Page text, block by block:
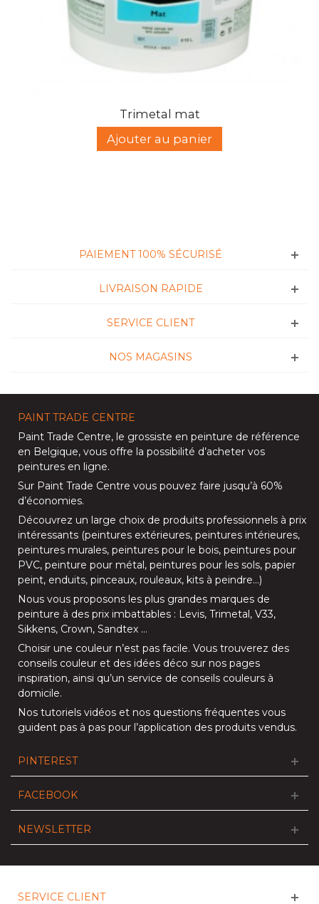
Trimetal mat
Ajouter au panier
PAIEMENT 100% SÉCURISÉ
LIVRAISON RAPIDE
SERVICE CLIENT
NOS MAGASINS
PAINT TRADE CENTRE
Paint Trade Centre, le grossiste en peinture de référence
en Belgique, vous offre la possibilité d’acheter vos
peintures en ligne.
Sur Paint Trade Centre vous pouvez faire jusqu’à 60%
d’économies.
Découvrez un large choix de produits professionnels à prix
intéressants (peintures extérieures, peintures intérieures,
peintures murales, peintures pour le bois, peintures pour
PVC, peinture pour métal, peintures pour les sols, papier
peint, enduits, pinceaux, rouleaux, kits à peindre…)
Nous vous proposons les plus grandes marques de
peinture à des prix imbattables : Levis, Trimetal, V33,
Sikkens, Crown, Sandtex …
Choisir une couleur n’est pas facile. Vous trouverez des
conseils couleur et des idées déco sur nos pages
inspiration, ainsi qu’un service de conseils couleurs à
domicile.
Nos tutoriels vidéos et nos questions fréquentes vous
guident pas à pas pour l’application des produits vendus.
PINTEREST
FACEBOOK
NEWSLETTER
SERVICE CLIENT